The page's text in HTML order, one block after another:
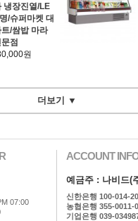
냉장진열/LE
/슈퍼마켓 대
트/쌈밥 마라
점
원
더보기 ▼
07:00
ACCOUNT
예금주 : 나비드(
신한은행 100-014-
농협은행 355-0011-
기업은행 039-